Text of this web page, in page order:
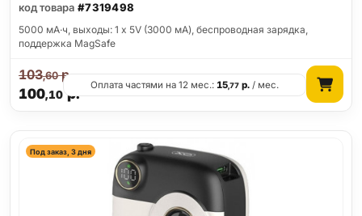
код товара #7319498
5000 мА·ч, выходы: 1 x 5V (3000 мА), беспроводная зарядка,
поддержка MagSafe
100,10р.
103,60р.
Оплата частями на 12 мес.:15,77 р. / мес.
Под заказ, 3 дня